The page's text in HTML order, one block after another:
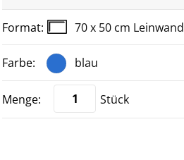
70 x 50 cm Leinwand
blau
Stück